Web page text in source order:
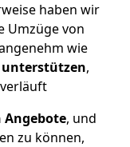
haben wir
Umzüge von
wie
unterstützen,
Angebote, und
zu können,